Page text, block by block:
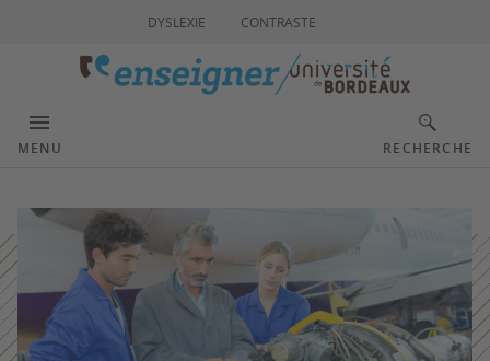
DYSLEXIE CONTRASTE
MENU RECHERCHE